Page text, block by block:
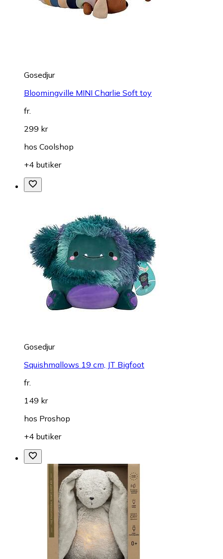
Gosedjur
Bloomingville MINI Charlie Soft toy
fr.
299 kr
hos Coolshop
+4 butiker
Gosedjur
Squishmallows 19 cm, JT Bigfoot
fr.
149 kr
hos Proshop
+4 butiker